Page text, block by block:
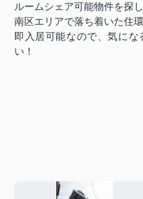
ルームシェア可能物件を探
南区エリアで落ち着いた住
即入居可能なので、気にな
い！